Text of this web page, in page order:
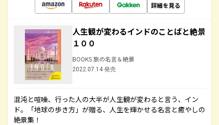
詳細を見る
人生観が変わるインドのことばと絶景
１００
BOOKS 旅の名言＆絶景
2022.07.14 発売
混沌と喧噪、行った人の大半が人生観が変わると言う、イン
ド。「地球の歩き方」が贈る、人生を輝かせる名言と癒やしの
絶景集！